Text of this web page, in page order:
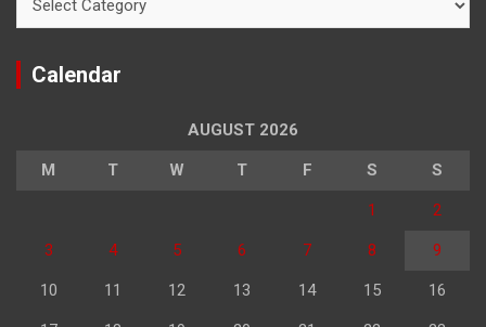
Calendar
AUGUST 2026
M T W T F S S
1 2
3 4 5 6 7 8 9
10 11 12 13 14 15 16